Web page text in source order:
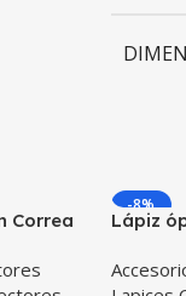
Correa
–
-8%
Lápiz
con